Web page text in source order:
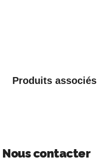
Produits associés
Nous contacter